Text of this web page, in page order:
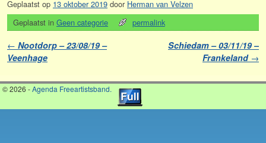
Geplaatst op 13 oktober 2019 door Herman van Velzen
Geplaatst in Geen categorie permalink
Berichtnavigatie
← Nootdorp – 23/08/19 –
Veenhage
Schiedam – 03/11/19 –
Frankeland →
© 2026 -Agenda Freeartistsband.